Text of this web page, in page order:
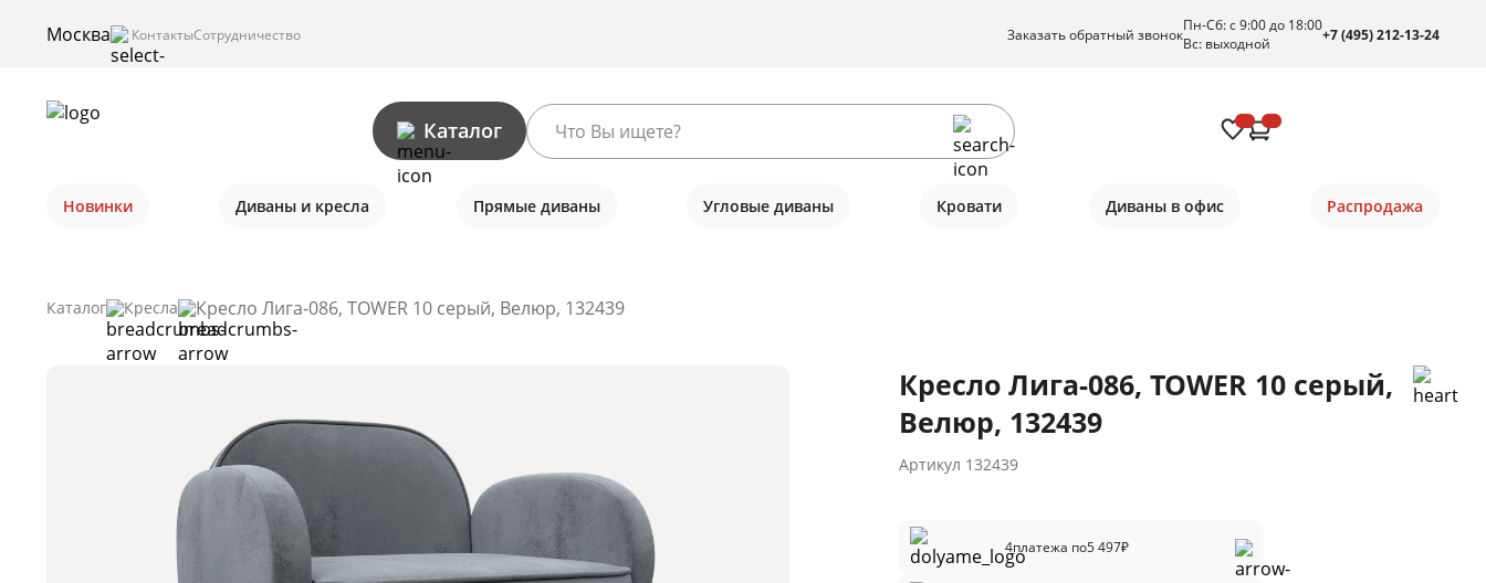
Москва КонтактыСотрудничество Заказать обратный звонокПн-Сб: с 9:00 до 18:00
Вс: выходной
+7 (495) 212-13-24
Каталог
Новинки Диваны и кресла Прямые диваны Угловые диваны Кровати Диваны в офис Распродажа
Каталог Кресла Кресло Лига-086, TOWER 10 серый, Велюр, 132439
Кресло Лига-086, TOWER 10 серый,
Велюр, 132439
Артикул 132439
4платежа по5 497₽